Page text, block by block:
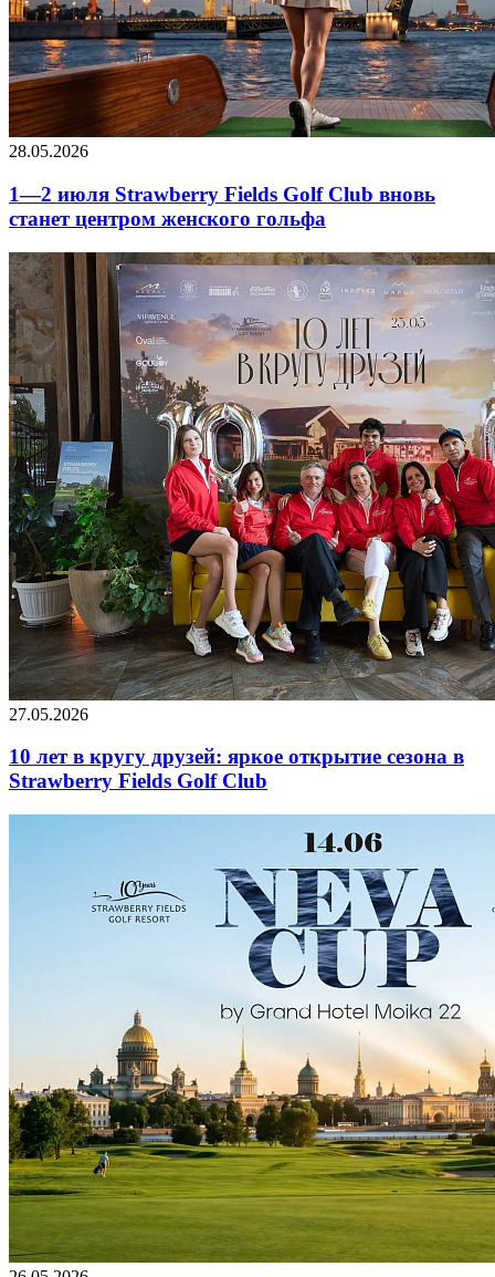
28.05.2026
1—2 июля Strawberry Fields Golf Club вновь
станет центром женского гольфа
27.05.2026
10 лет в кругу друзей: яркое открытие сезона в
Strawberry Fields Golf Club